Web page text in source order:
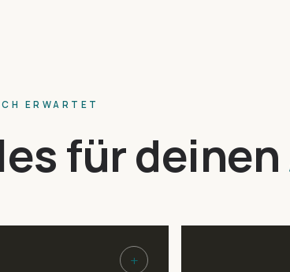
ERWARTET
für deinen
+